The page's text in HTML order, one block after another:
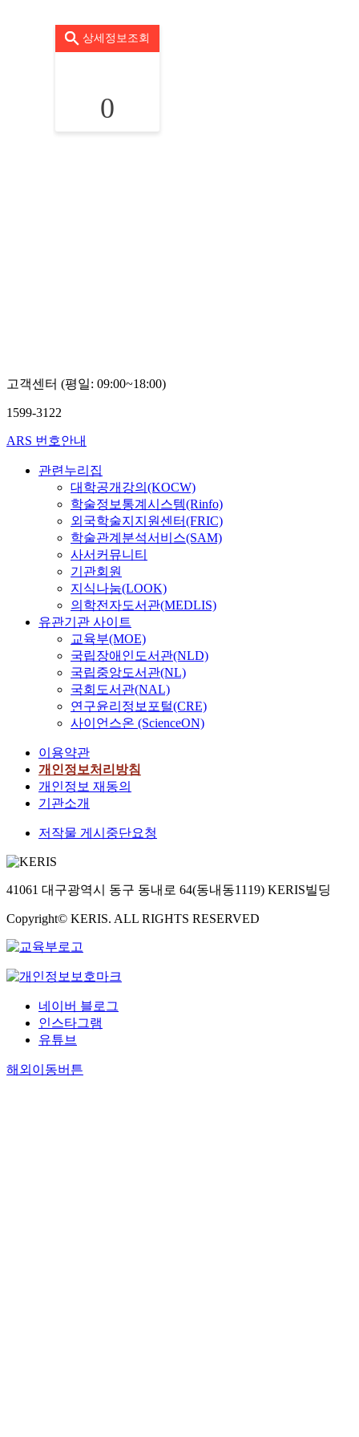
상세정보조회
0
고객센터 (평일: 09:00~18:00)
1599-3122
ARS 번호안내
관련누리집
대학공개강의(KOCW)
학술정보통계시스템(Rinfo)
외국학술지지원센터(FRIC)
학술관계분석서비스(SAM)
사서커뮤니티
기관회원
지식나눔(LOOK)
의학전자도서관(MEDLIS)
유관기관 사이트
교육부(MOE)
국립장애인도서관(NLD)
국립중앙도서관(NL)
국회도서관(NAL)
연구윤리정보포털(CRE)
사이언스온 (ScienceON)
이용약관
개인정보처리방침
개인정보 재동의
기관소개
저작물 게시중단요청
41061 대구광역시 동구 동내로 64(동내동1119) KERIS빌딩
Copyright© KERIS. ALL RIGHTS RESERVED
네이버 블로그
인스타그램
유튜브
해외이동버튼